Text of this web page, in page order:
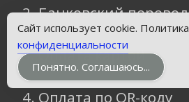
2. Банковский перевод
3. Оплата картой
4. Оплата по QR-коду
Сайт использует cookie. Политика
конфиденциальности
Понятно. Соглашаюсь...